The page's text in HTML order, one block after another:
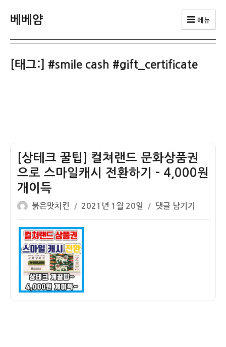
베베얌 메뉴
[태그:] #smile cash #gift_certificate
[상테크 꿀팁] 컬쳐랜드 문화상품권
으로 스마일캐시 전환하기 – 4,000원
개이득
글
쓴
이
붉은맛치킨
작
성
일
자
2021년 1월 20일
[상
테
댓글 남기기